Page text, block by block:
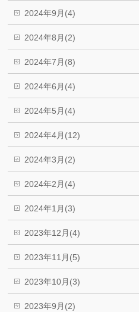
2024年9月(4)
2024年8月(2)
2024年7月(8)
2024年6月(4)
2024年5月(4)
2024年4月(12)
2024年3月(2)
2024年2月(4)
2024年1月(3)
2023年12月(4)
2023年11月(5)
2023年10月(3)
2023年9月(2)